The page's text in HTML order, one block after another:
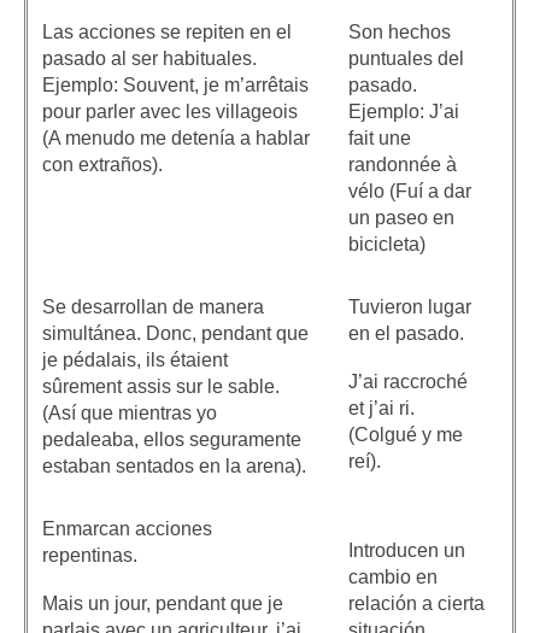
Las acciones se repiten en el
pasado al ser habituales.
Ejemplo: Souvent, je m’arrêtais
pour parler avec les villageois
(A menudo me detenía a hablar
con extraños).
Son hechos
puntuales del
pasado.
Ejemplo: J’ai
fait une
randonnée à
vélo (Fuí a dar
un paseo en
bicicleta)
Se desarrollan de manera
simultánea. Donc, pendant que
je pédalais, ils étaient
sûrement assis sur le sable.
(Así que mientras yo
pedaleaba, ellos seguramente
estaban sentados en la arena).
Tuvieron lugar
en el pasado.
J’ai raccroché
et j’ai ri.
(Colgué y me
reí).
Enmarcan acciones
repentinas.
Mais un jour, pendant que je
Introducen un
cambio en
relación a cierta